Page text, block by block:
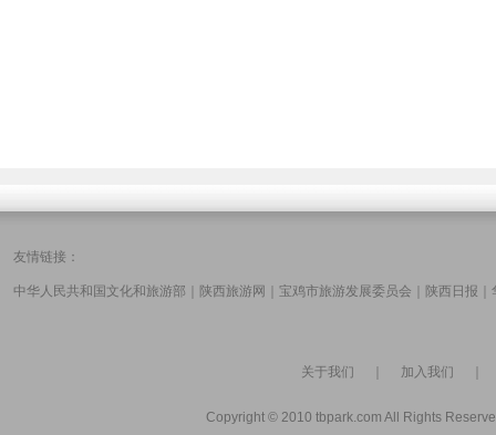
友情链接：
中华人民共和国文化和旅游部 陕西旅游网 宝鸡市旅游发展委员会 陕西日报
关于我们 加入我们
Copyright © 2010 tbpark.com All Rights